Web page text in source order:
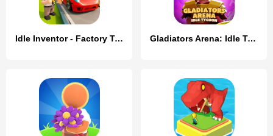
Idle Inventor - Factory Tycoon Gladiators Arena: Idle Tycoon